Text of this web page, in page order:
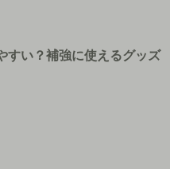
すい？補強に使えるグッズ